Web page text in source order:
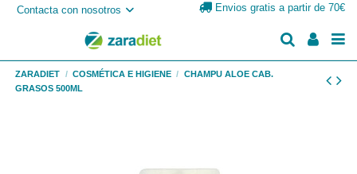
Contacta con nosotros Envios gratis a partir de 70€
ZARADIET COSMÉTICA E HIGIENE
CHAMPU ALOE CAB.
GRASOS 500ML